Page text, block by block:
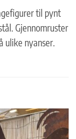
til pynt
Gjennomruster
ulike nyanser.